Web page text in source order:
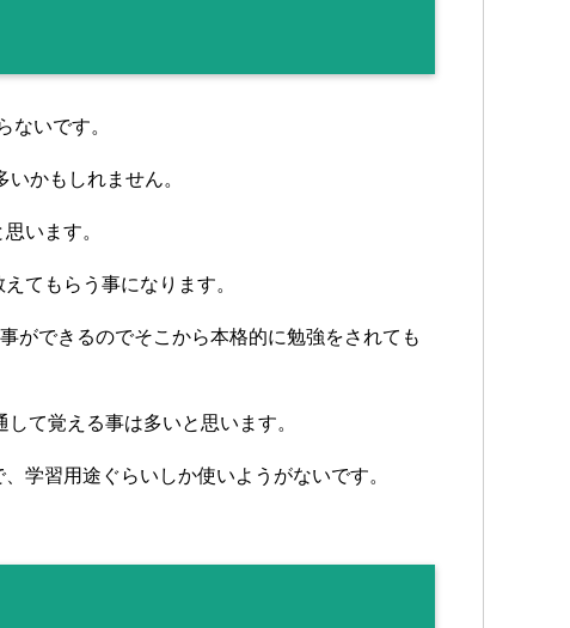
ないです。
かもしれません。
います。
てもらう事になります。
ができるのでそこから本格的に勉強をされても
て覚える事は多いと思います。
学習用途ぐらいしか使いようがないです。